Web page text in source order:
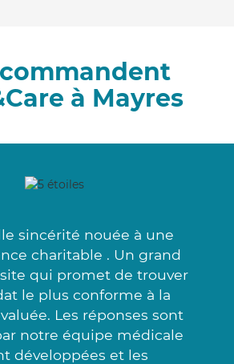
à Mayres
sincérité nouée à une
charitable . Un grand
qui promet de trouver
le plus conforme à la
Les réponses sont
notre équipe médicale
développées et les